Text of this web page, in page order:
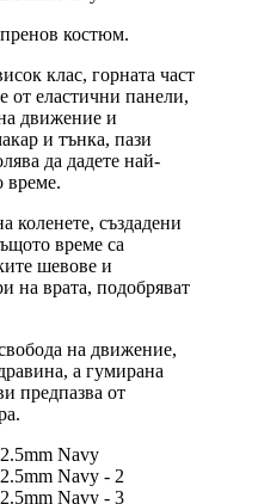
костюм.
клас, горната част
от еластични панели,
движение и
и тънка, пази
да дадете най-
време.
коленете, създадени
време са
шевове и
на врата, подобряват
на движение,
а гумирана
предпазва от